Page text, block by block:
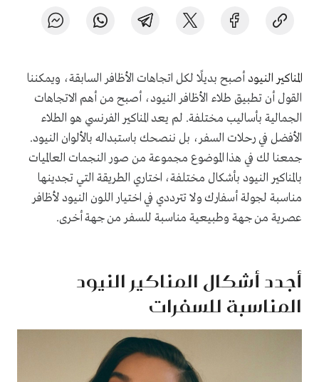
المناكير النيود أصبح بديلًا لكل اتجاهات الأظافر السابقة، ويمكننا
القول أن تطبيق طلاء الأظافر النيود، أصبح من أهم الاتجاهات
الجمالية بأساليب مختلفة. لم يعد المناكير الفرنسي هو الطلاء
الأفضل في رحلات السفر، بل ننصحك باستبداله بالألوان النيود.
جمعنا لك في هذا الموضوع مجموعة من صور النجمات العالميات
بالمناكير النيود بأشكال مختلفة، اختاري الطريقة التي تجدينها
مناسبة لجولة أسفارك ولا تترددي في اختيار اللون النيود لأظافر
عصرية من جهة وطبيعية مناسبة للسفر من جهة أخرى.
أجدد أشكال المناكير النيود
المناسبة للسفرات